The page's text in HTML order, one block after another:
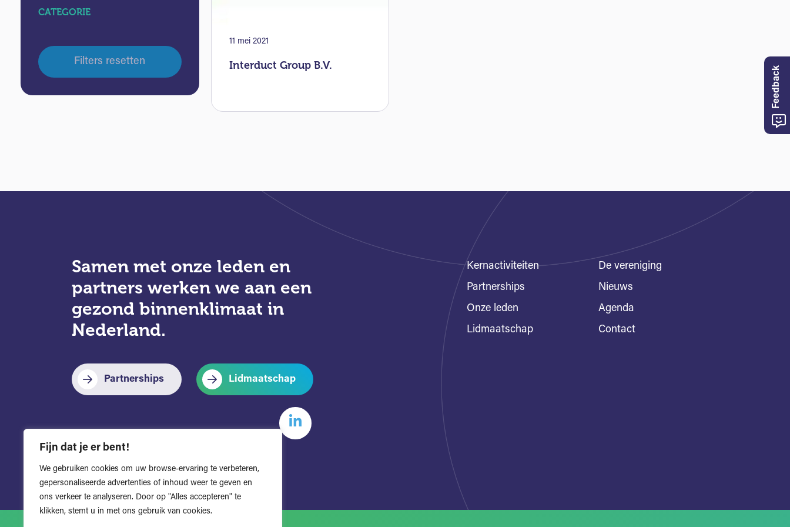
Fijn dat je er bent!
We gebruiken cookies om uw browse-ervaring te verbeteren,
gepersonaliseerde advertenties of inhoud weer te geven en
ons verkeer te analyseren. Door op "Alles accepteren" te
klikken, stemt u in met ons gebruik van cookies.
CATEGORIE
Filters resetten
11 mei 2021
Interduct Group B.V.
Samen met onze leden en
partners werken we aan een
gezond binnenklimaat in
Nederland.
Partnerships Lidmaatschap
Kernactiviteiten
Partnerships
Onze leden
Lidmaatschap
De vereniging
Nieuws
Agenda
Contact
Feedback